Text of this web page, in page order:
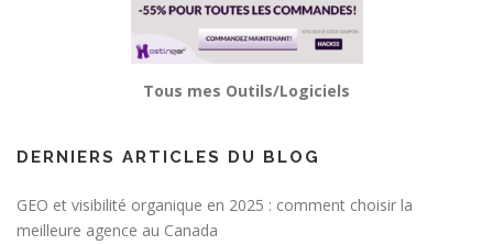
Tous mes Outils/Logiciels
DERNIERS ARTICLES DU BLOG
GEO et visibilité organique en 2025 : comment choisir la
meilleure agence au Canada